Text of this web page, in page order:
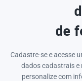
de
Cadastre-se e acesse
dados cadastrais e
personalize com